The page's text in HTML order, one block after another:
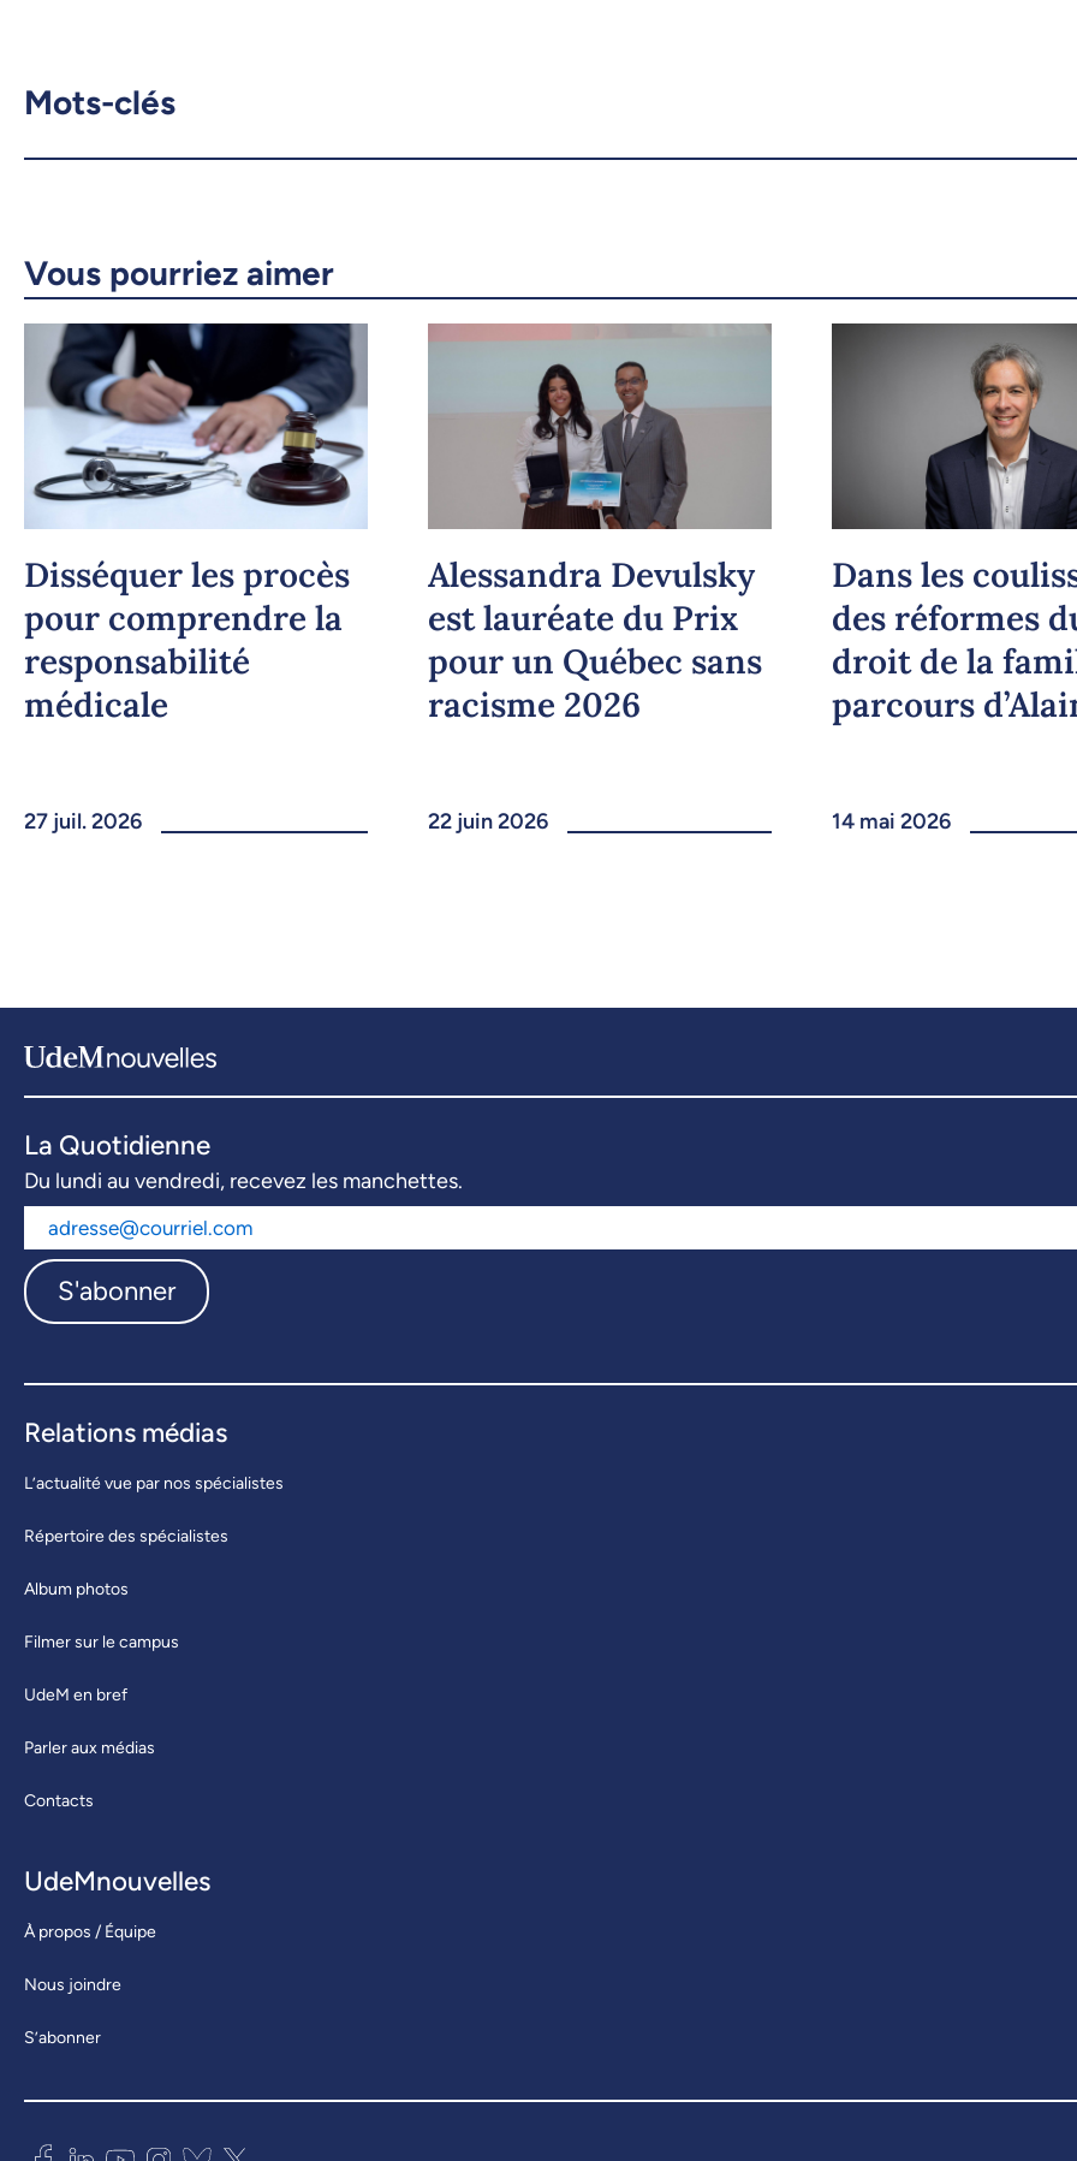
X.com Facebook
Mots-clés
Vous pourriez aimer
Disséquer les procès
pour comprendre la
responsabilité
médicale
27 juil. 2026
Alessandra Devulsky
est lauréate du Prix
pour un Québec sans
racisme 2026
22 juin 2026
Dans les
des réformes
droit de la
parcours
14 mai 2026
La Quotidienne
Du lundi au vendredi, recevez les manchettes.
S'abonner
Relations médias
L’actualité vue par nos spécialistes
Répertoire des spécialistes
Album photos
Filmer sur le campus
UdeM en bref
Parler aux médias
Contacts
UdeMnouvelles
À propos / Équipe
Nous joindre
S’abonner